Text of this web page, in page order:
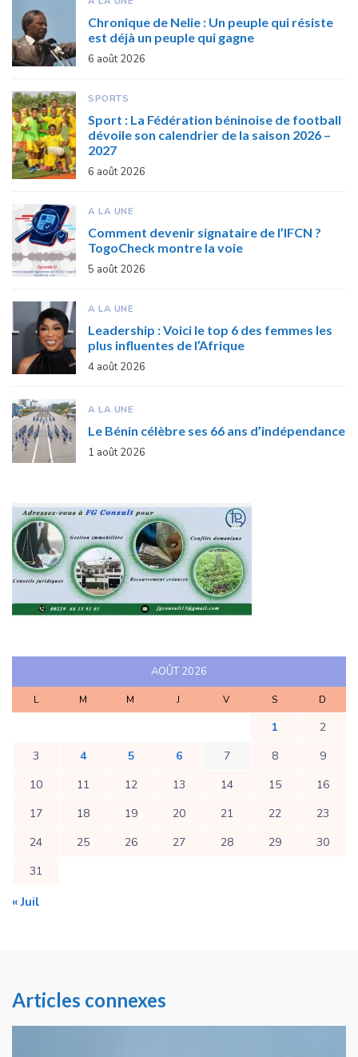
Chronique de Nelie : Un peuple qui résiste
est déjà un peuple qui gagne
6 août 2026
SPORTS
Sport : La Fédération béninoise de football
dévoile son calendrier de la saison 2026 –
2027
6 août 2026
A LA UNE
Comment devenir signataire de l’IFCN ?
TogoCheck montre la voie
5 août 2026
A LA UNE
Leadership : Voici le top 6 des femmes les
plus influentes de l’Afrique
4 août 2026
A LA UNE
Le Bénin célèbre ses 66 ans d’indépendance
1 août 2026
AOÛT 2026
L M M J V S D
1
2
3
4 5 6 7 8
9
10
11 12 13 14 15
16
17
18 19 20 21 22
23
24
25 26 27 28 29
30
31
« Juil
Articles connexes